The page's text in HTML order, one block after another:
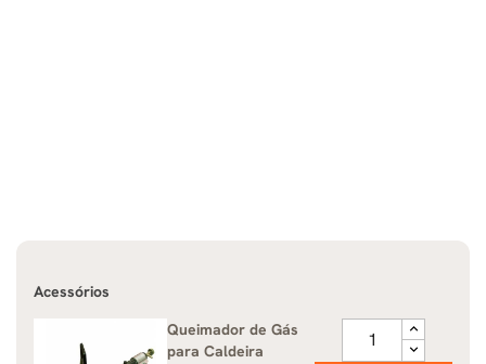
Acessórios
Queimador de Gás
para Caldeira